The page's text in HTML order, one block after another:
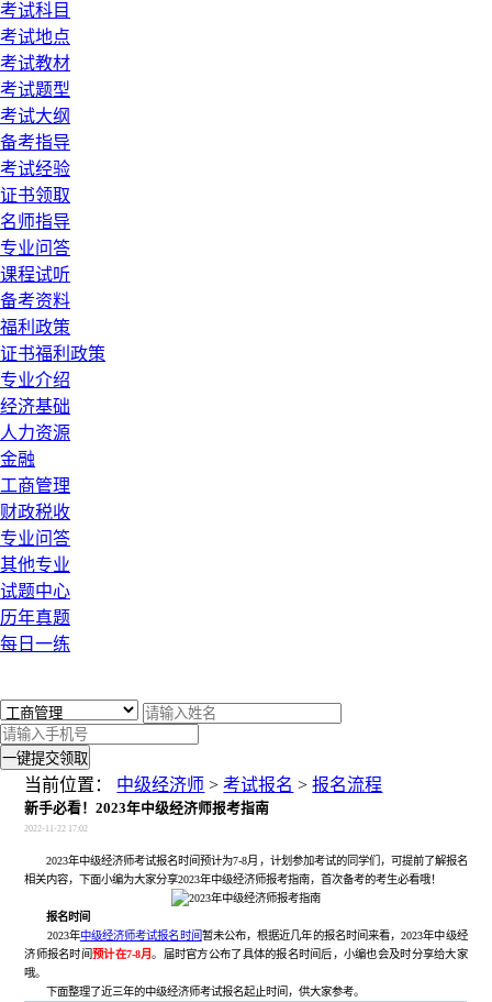
考试科目
考试地点
考试教材
考试题型
考试大纲
备考指导
考试经验
证书领取
名师指导
专业问答
课程试听
备考资料
福利政策
证书福利政策
专业介绍
经济基础
人力资源
金融
工商管理
财政税收
专业问答
其他专业
试题中心
历年真题
每日一练
一键提交领取
当前位置： 中级经济师 >考试报名 >报名流程
新手必看！2023年中级经济师报考指南
2022-11-22 17:02
2023年中级经济师考试报名时间预计为7-8月，计划参加考试的同学们，可提前了解报名
相关内容，下面小编为大家分享2023年中级经济师报考指南，首次备考的考生必看哦！
报名时间
2023年中级经济师考试报名时间暂未公布，根据近几年的报名时间来看，2023年中级经
济师报名时间预计在7-8月。届时官方公布了具体的报名时间后，小编也会及时分享给大家
哦。
下面整理了近三年的中级经济师考试报名起止时间，供大家参考。